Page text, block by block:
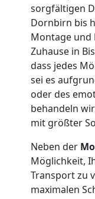
sorgfältigen
Dornbirn bis
Montage und
Zuhause in
dass jedes
sei es
oder des
behandeln
mit größter
Neben der
Möglichkeit,
Transport zu
maximalen
Dornbirn
Dornbirn
Mini